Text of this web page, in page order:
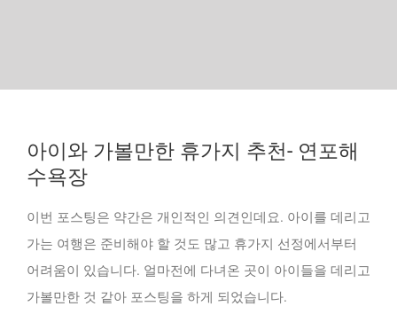
아이와 가볼만한 휴가지 추천- 연포해
수욕장
이번 포스팅은 약간은 개인적인 의견인데요. 아이를 데리고
가는 여행은 준비해야 할 것도 많고 휴가지 선정에서부터
어려움이 있습니다. 얼마전에 다녀온 곳이 아이들을 데리고
가볼만한 것 같아 포스팅을 하게 되었습니다.